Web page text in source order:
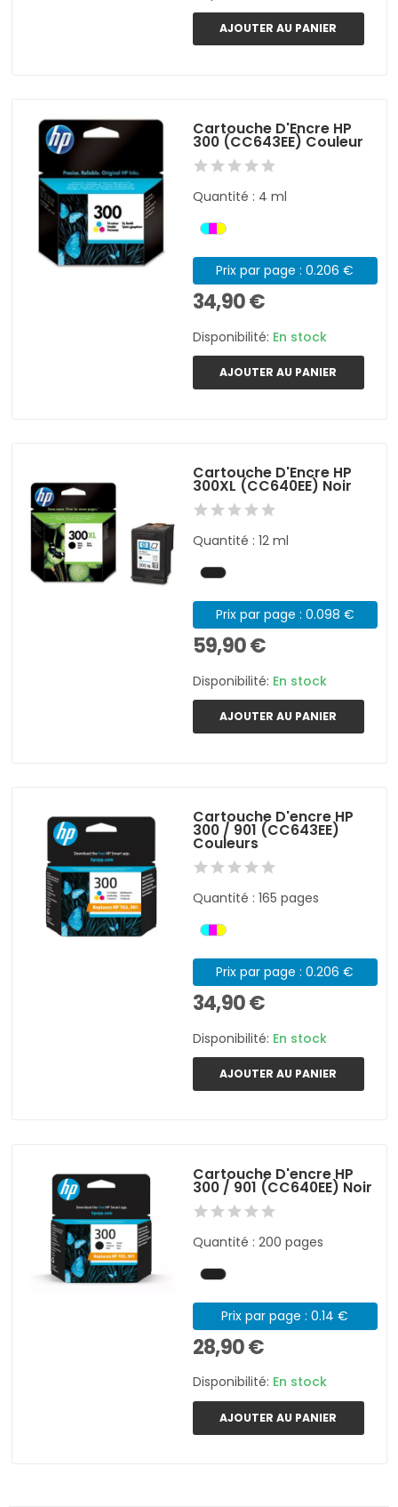
AJOUTER AU PANIER
Cartouche D'Encre HP
300 (CC643EE) Couleur
Quantité : 4 ml
Prix par page : 0.206 €
34,90 €
Disponibilité: En stock
AJOUTER AU PANIER
Cartouche D'Encre HP
300XL (CC640EE) Noir
Quantité : 12 ml
Prix par page : 0.098 €
59,90 €
Disponibilité: En stock
AJOUTER AU PANIER
Cartouche D'encre HP
300 / 901 (CC643EE)
Couleurs
Quantité : 165 pages
Prix par page : 0.206 €
34,90 €
Disponibilité: En stock
AJOUTER AU PANIER
Cartouche D'encre HP
300 / 901 (CC640EE) Noir
Quantité : 200 pages
Prix par page : 0.14 €
28,90 €
Disponibilité: En stock
AJOUTER AU PANIER